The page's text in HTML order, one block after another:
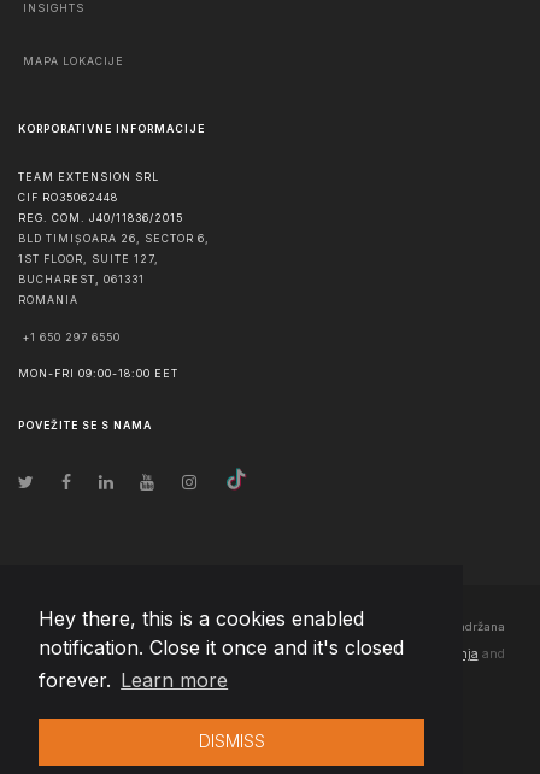
Hey there, this is a cookies enabled
notification. Close it once and it's closed
forever. Learn more
DISMISS
INSIGHTS
MAPA LOKACIJE
KORPORATIVNE INFORMACIJE
TEAM EXTENSION SRL
CIF RO35062448
REG. COM. J40/11836/2015
BLD TIMIȘOARA 26, SECTOR 6,
1ST FLOOR, SUITE 127,
BUCHAREST
061331
ROMANIA
+1 650 297 6550
MON-FRI 09:00-18:00 EET
POVEŽITE SE S NAMA
© Autorska prava 2026 Team Extension Bosnia Herzegovina - Sva prava zadržana
Changelog● Korišćenjem ove stranice slažete se sa našimPravila korištenja and
Politika privatnosti